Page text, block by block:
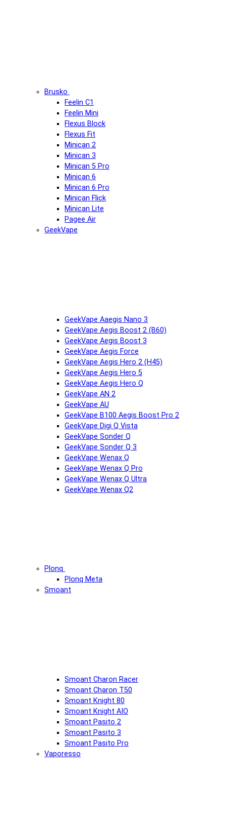
Brusko
Feelin C1
Feelin Mini
Flexus Block
Flexus Fit
Minican 2
Minican 3
Minican 5 Pro
Minican 6
Minican 6 Pro
Minican Flick
Minican Lite
Pagee Air
GeekVape
GeekVape Aaegis Nano 3
GeekVape Aegis Boost 2 (B60)
GeekVape Aegis Boost 3
GeekVape Aegis Force
GeekVape Aegis Hero 2 (H45)
GeekVape Aegis Hero 5
GeekVape Aegis Hero Q
GeekVape AN 2
GeekVape AU
GeekVape B100 Aegis Boost Pro 2
GeekVape Digi Q Vista
GeekVape Sonder Q
GeekVape Sonder Q 3
GeekVape Wenax Q
GeekVape Wenax Q Pro
GeekVape Wenax Q Ultra
GeekVape Wenax Q2
Plonq
Plonq Meta
Smoant
Smoant Charon Racer
Smoant Charon T50
Smoant Knight 80
Smoant Knight AIO
Smoant Pasito 2
Smoant Pasito 3
Smoant Pasito Pro
Vaporesso